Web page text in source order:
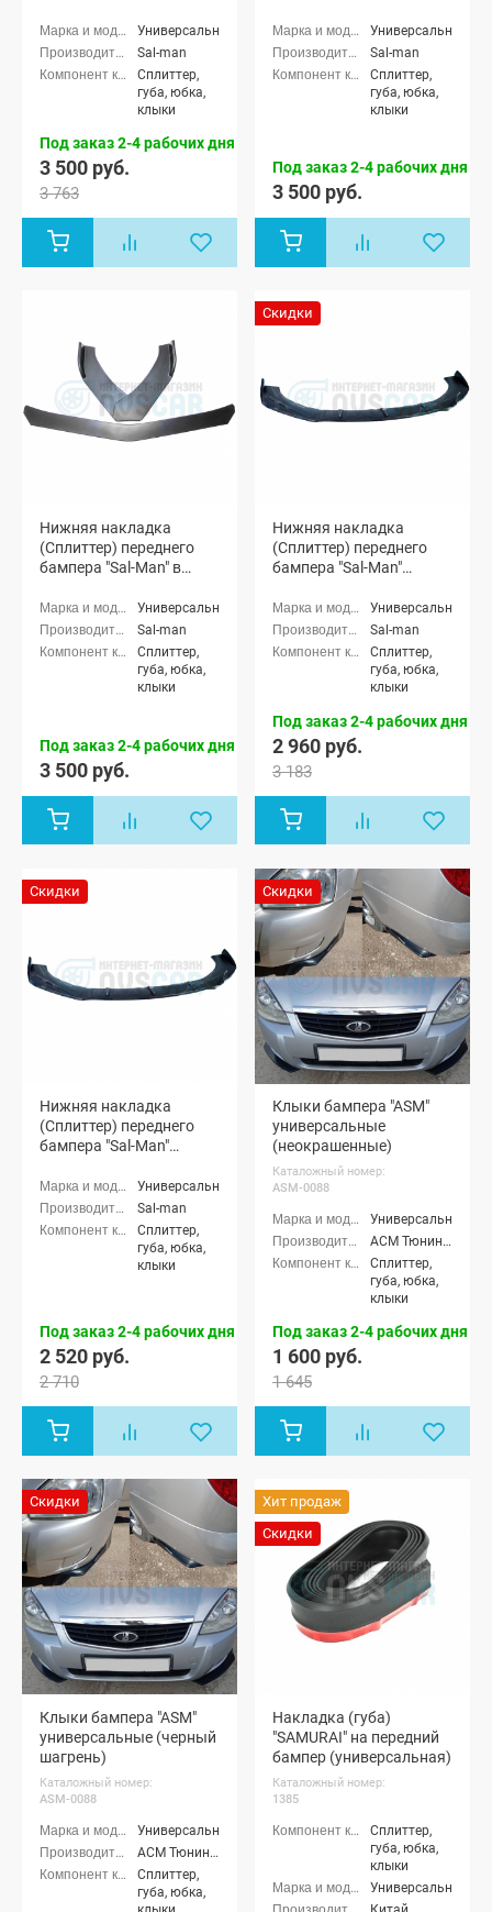
Универсальные
Sal-man
Сплиттер,
губа, юбка,
клыки
Под заказ 2-4 рабочих дня
3 500 руб.
3 763
3D карбон)
Универсальные
Sal-man
Сплиттер,
губа, юбка,
клыки
Под заказ 2-4 рабочих дня
3 500 руб.
Нижняя накладка
(Сплиттер) переднего
бампера "Sal-Man" в
Универсальные
Sal-man
Сплиттер,
губа, юбка,
клыки
Под заказ 2-4 рабочих дня
3 500 руб.
Скидки
Нижняя накладка
(Сплиттер) переднего
бампера "Sal-Man"
Универсальные
Sal-man
Сплиттер,
губа, юбка,
клыки
Под заказ 2-4 рабочих дня
2 960 руб.
3 183
Скидки
Нижняя накладка
(Сплиттер) переднего
бампера "Sal-Man"
Универсальные
Sal-man
Сплиттер,
губа, юбка,
клыки
Под заказ 2-4 рабочих дня
2 520 руб.
2 710
Скидки
Клыки бампера "ASM"
универсальные
(неокрашенные)
Каталожный номер:
ASM-0088
Универсальные
АСМ Тюнинг (ASM tuning)
Сплиттер,
губа, юбка,
клыки
Под заказ 2-4 рабочих дня
1 600 руб.
1 645
Скидки
Клыки бампера "ASM"
универсальные (черный
шагрень)
Каталожный номер:
ASM-0088
Универсальные
АСМ Тюнинг (ASM tuning)
Сплиттер,
губа, юбка,
Хит продаж
Скидки
Накладка (губа)
"SAMURAI" на передний
бампер (универсальная)
Каталожный номер:
1385
Сплиттер,
губа, юбка,
клыки
Универсальные